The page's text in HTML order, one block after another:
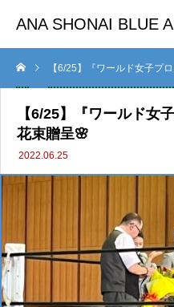
ANA SHONAI BLUE
【6/25】『ワールド女子プ
【6/25】『ワールド
花束贈呈🌸
2022.06.25